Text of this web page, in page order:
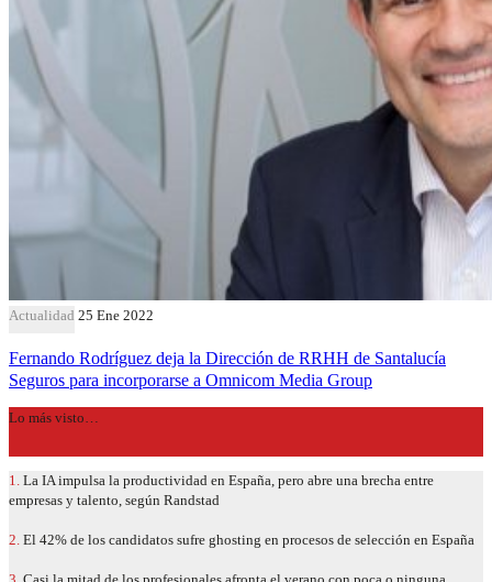
Actualidad 25 Ene 2022
Fernando Rodríguez deja la Dirección de RRHH de Santalucía
Seguros para incorporarse a Omnicom Media Group
Lo más visto…
1. La IA impulsa la productividad en España, pero abre una brecha entre
empresas y talento, según Randstad
2. El 42% de los candidatos sufre ghosting en procesos de selección en España